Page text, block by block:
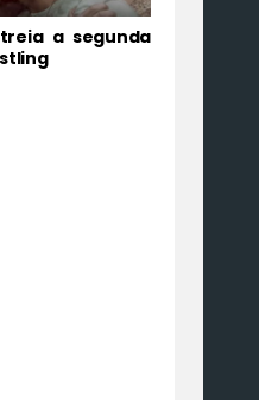
a segunda